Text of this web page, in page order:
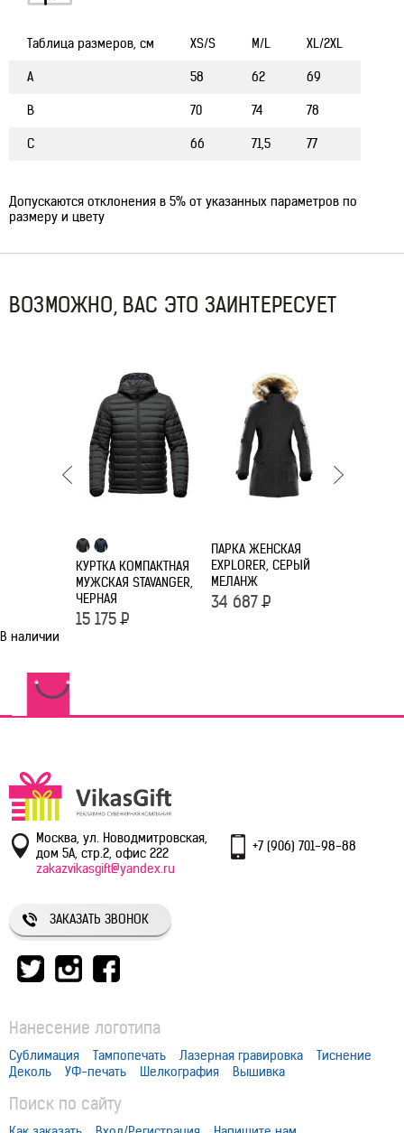
Таблица размеров, см XS/S M/L XL/2XL
A 58 62 69
B 70 74 78
C 66 71,5 77
Допускаются отклонения в 5% от указанных параметров по
размеру и цвету
ВОЗМОЖНО, ВАС ЭТО ЗАИНТЕРЕСУЕТ
КУРТКА КОМПАКТНАЯ
МУЖСКАЯ STAVANGER,
ЧЕРНАЯ
15 175 Р
ПАРКА ЖЕНСКАЯ
EXPLORER, СЕРЫЙ
МЕЛАНЖ
34 687 Р
В наличии
Москва, ул. Новодмитровская,
дом 5А, стр.2, офис 222
+7 (906) 701-98-88
zakazvikasgift@yandex.ru
ЗАКАЗАТЬ ЗВОНОК
Нанесение логотипа
Сублимация Тампопечать Лазерная гравировка
Тиснение
Деколь
УФ-печать Шелкография Вышивка
Поиск по сайту